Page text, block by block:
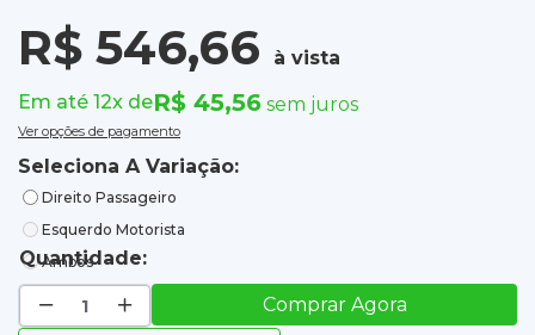
R$ 546,66
à vista
Em até 12x deR$ 45,56 sem juros
Ver opções de pagamento
Seleciona A Variação:
Direito Passageiro
Esquerdo Motorista
Ambos
Quantidade:
Comprar Agora